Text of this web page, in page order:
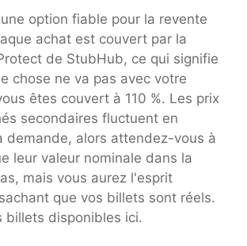
option fiable pour la revente
achat est couvert par la
de StubHub, ce qui signifie
chose ne va pas avec votre
êtes couvert à 110 %. Les prix
secondaires fluctuent en
demande, alors attendez-vous à
leur valeur nominale dans la
mais vous aurez l'esprit
que vos billets sont réels.
billets disponibles ici.